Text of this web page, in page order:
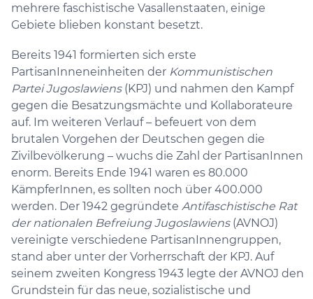
mehrere faschistische Vasallenstaaten, einige
Gebiete blieben konstant besetzt.
Bereits 1941 formierten sich erste
PartisanInneneinheiten der Kommunistischen
Partei Jugoslawiens(KPJ) und nahmen den Kampf
gegen die Besatzungsmächte und Kollaborateure
auf. Im weiteren Verlauf – befeuert von dem
brutalen Vorgehen der Deutschen gegen die
Zivilbevölkerung – wuchs die Zahl der PartisanInnen
enorm. Bereits Ende 1941 waren es 80.000
KämpferInnen, es sollten noch über 400.000
werden. Der 1942 gegründete Antifaschistische Rat
der nationalen Befreiung Jugoslawiens (AVNOJ)
vereinigte verschiedene PartisanInnengruppen,
stand aber unter der Vorherrschaft der KPJ. Auf
seinem zweiten Kongress 1943 legte der AVNOJ den
Grundstein für das neue, sozialistische und